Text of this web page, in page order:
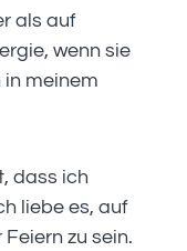
als auf
wenn sie
meinem
dass ich
liebe es, auf
zu sein.